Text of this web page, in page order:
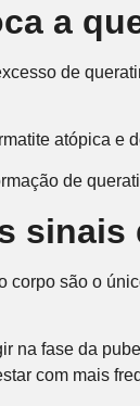
a
de
atópica e
de
corpo são o
na fase da
com mais